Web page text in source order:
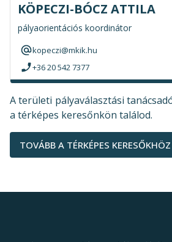
KÖPECZI-BÓCZ ATTILA
pályaorientációs koordinátor
kopeczi@mkik.hu
+36 20 542 7377
A területi pályaválasztási
a térképes keresőnkön találod.
TOVÁBB A TÉRKÉPES KERESŐKHÖZ